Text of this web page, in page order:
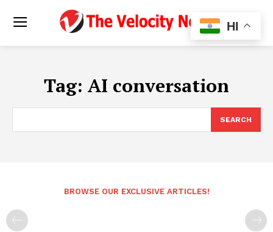
Tag: AI conversation
SEARCH
BROWSE OUR EXCLUSIVE ARTICLES!
HI